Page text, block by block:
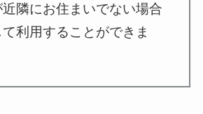
隣にお住まいでない場合
利用することができま